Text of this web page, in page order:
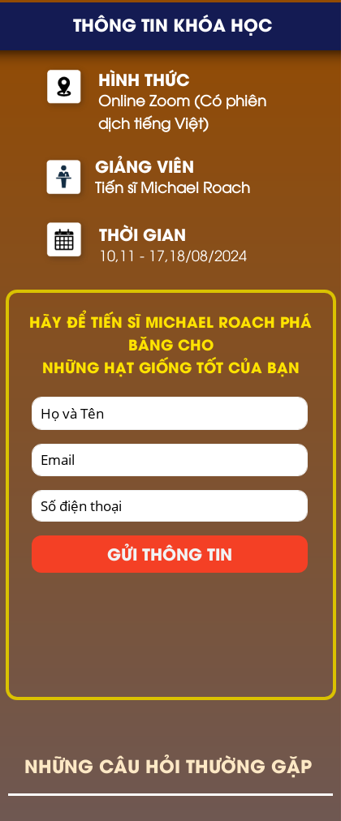
NHỮNG CÂU HỎI THƯỜNG GẶP
THỜI GIAN
10,11 - 17,18/08/2024
HÌNH THỨC
Online Zoom (Có phiên
dịch tiếng Việt)
GIẢNG VIÊN
Tiến sĩ Michael Roach
GỬI THÔNG TIN
HÃY ĐỂ TIẾN SĨ MICHAEL ROACH PHÁ
BĂNG CHO
NHỮNG HẠT GIỐNG TỐT CỦA BẠN
THÔNG TIN KHÓA HỌC